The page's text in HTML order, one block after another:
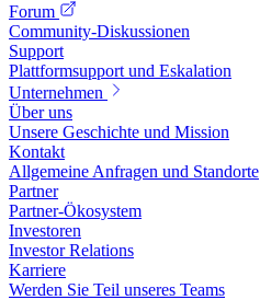
Forum
Community-Diskussionen
Support
Plattformsupport und Eskalation
Unternehmen
Über uns
Unsere Geschichte und Mission
Kontakt
Allgemeine Anfragen und Standorte
Partner
Partner-Ökosystem
Investoren
Investor Relations
Karriere
Werden Sie Teil unseres Teams